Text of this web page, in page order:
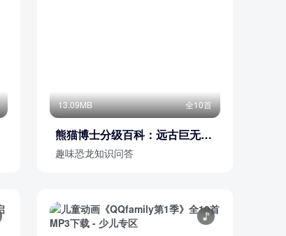
13.09MB 全10首
熊猫博士分级百科：远古巨无霸
&恐龙百科
趣味恐龙知识问答